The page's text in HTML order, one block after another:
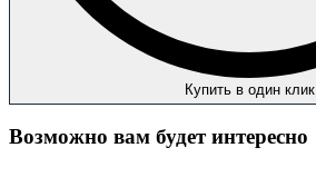
Купить в один клик
Возможно вам будет интересно